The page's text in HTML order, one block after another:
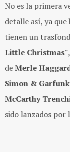
No es la primera
detalle así, ya
tienen un
Little Christmas",
deMerle
Simon &
McCarthy
sido lanzados por